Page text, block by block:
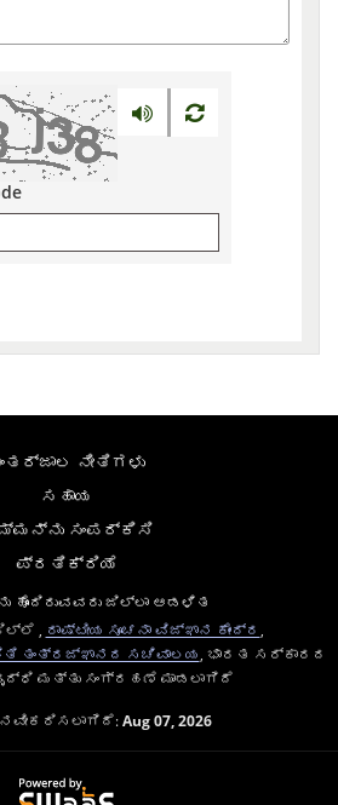
ನೀತಿಗಳು
ಸಹಾಯ
ಸಂಪರ್ಕಿಸಿ
ಪ್ರತಿಕ್ರಿಯೆ
ಜಿಲ್ಲಾ ಆಡಳಿತ
,
ರಾಷ್ಟೀಯ ಸೂಚನಾ ವಿಜ್ಞಾನ ಕೇಂದ್ರ
ತಂತ್ರಜ್ಞಾನದ ಸಚಿವಾಲಯ , ಭಾರತ ಸರ್ಕಾರದ
ಮತ್ತು ಸಂಗ್ರಹಣೆ ಮಾಡಲಾಗಿದೆ
ನವೀಕರಿಸಲಾಗಿದೆ:Aug 07, 2026